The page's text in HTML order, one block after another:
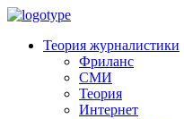
Теория журналистики
Фриланс
СМИ
Теория
Интернет